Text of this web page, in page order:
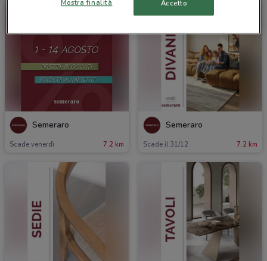
Semeraro
Scade venerdì 7.2 km
Semeraro
Scade il 31/12 7.2 km
Mostra finalità Accetto